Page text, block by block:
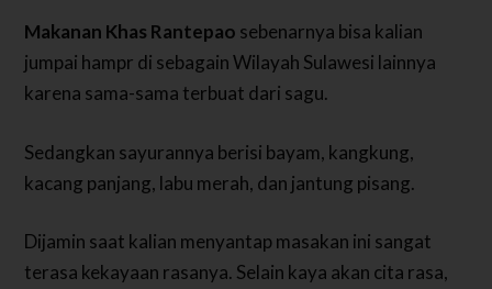
Makanan Khas Rantepao sebenarnya bisa kalian
jumpai hampr di sebagain Wilayah Sulawesi lainnya
karena sama-sama terbuat dari sagu.
Sedangkan sayurannya berisi bayam, kangkung,
kacang panjang, labu merah, dan jantung pisang.
Dijamin saat kalian menyantap masakan ini sangat
terasa kekayaan rasanya. Selain kaya akan cita rasa,